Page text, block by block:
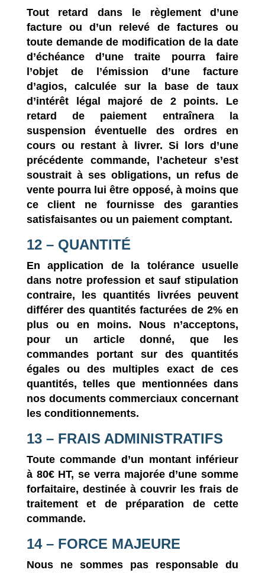
Tout retard dans le règlement d’une
facture ou d’un relevé de factures ou
toute demande de modification de la date
d’échéance d’une traite pourra faire
l’objet de l’émission d’une facture
d’agios, calculée sur la base de taux
d’intérêt légal majoré de 2 points. Le
retard de paiement entraînera la
suspension éventuelle des ordres en
cours ou restant à livrer. Si lors d’une
précédente commande, l’acheteur s’est
soustrait à ses obligations, un refus de
vente pourra lui être opposé, à moins que
ce client ne fournisse des garanties
satisfaisantes ou un paiement comptant.
12 – QUANTITÉ
En application de la tolérance usuelle
dans notre profession et sauf stipulation
contraire, les quantités livrées peuvent
différer des quantités facturées de 2% en
plus ou en moins. Nous n’acceptons,
pour un article donné, que les
commandes portant sur des quantités
égales ou des multiples exact de ces
quantités, telles que mentionnées dans
nos documents commerciaux concernant
les conditionnements.
13 – FRAIS ADMINISTRATIFS
Toute commande d’un montant inférieur
à 80€ HT, se verra majorée d’une somme
forfaitaire, destinée à couvrir les frais de
traitement et de préparation de cette
commande.
14 – FORCE MAJEURE
Nous ne sommes pas responsable du